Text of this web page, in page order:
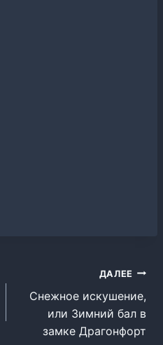
ДАЛЕЕ
Снежное искушение,
или Зимний бал в
замке Драгонфорт